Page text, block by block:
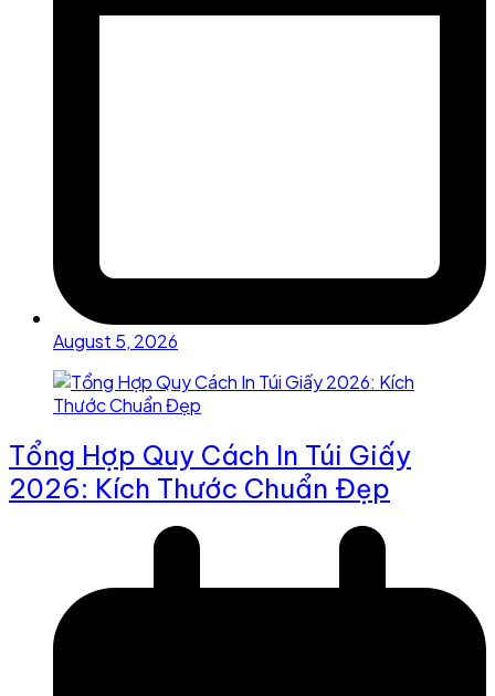
August 5, 2026
Tổng Hợp Quy Cách In Túi Giấy
2026: Kích Thước Chuẩn Đẹp